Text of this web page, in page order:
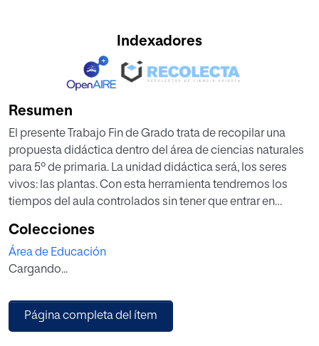
Indexadores
Resumen
El presente Trabajo Fin de Grado trata de recopilar una
propuesta didáctica dentro del área de ciencias naturales
para 5º de primaria. La unidad didáctica será, los seres
vivos: las plantas. Con esta herramienta tendremos los
tiempos del aula controlados sin tener que entrar en
favoreceremos el desarrollo en los alumnos teniendo
actitudes de tolerancia y respeto hacia las plantas,
además de que conozcan el entorno y la interacción de las
actividades con aprendizajes activos y motivadores,
impulsando siempre el método científico y el espíritu
Colecciones
Área de Educación
Cargando...
Página completa del ítem